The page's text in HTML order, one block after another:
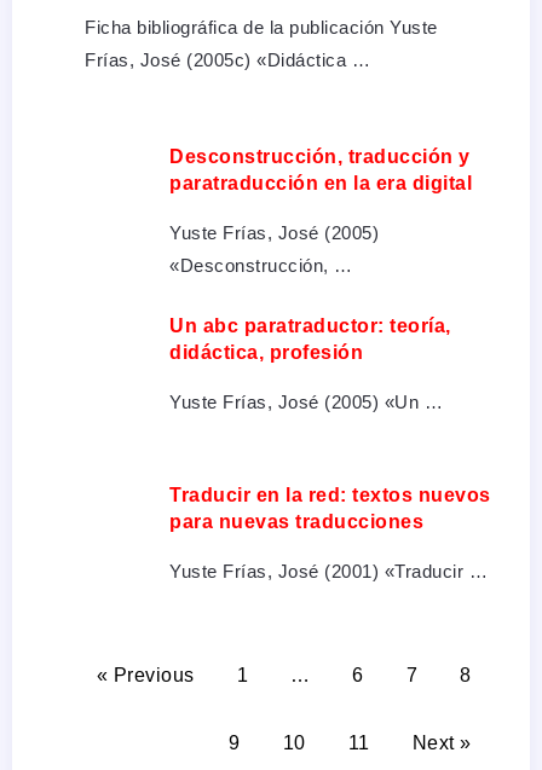
Ficha bibliográfica de la publicación Yuste
Frías, José (2005c) «Didáctica …
Desconstrucción, traducción y
paratraducción en la era digital
Yuste Frías, José (2005)
«Desconstrucción, …
Un abc paratraductor: teoría,
didáctica, profesión
Yuste Frías, José (2005) «Un …
Traducir en la red: textos nuevos
para nuevas traducciones
Yuste Frías, José (2001) «Traducir …
« Previous 1 … 6 7 8
9 10 11 Next »